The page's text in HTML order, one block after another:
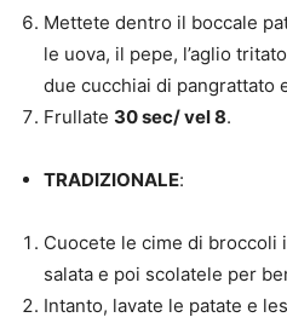
Mettete dentro il boccale
le uova, il pepe, l’aglio
due cucchiai di pangrattato
Frullate 30 sec/ vel 8.
TRADIZIONALE:
Cuocete le cime di broccoli
salata e poi scolatele per
Intanto, lavate le patate e